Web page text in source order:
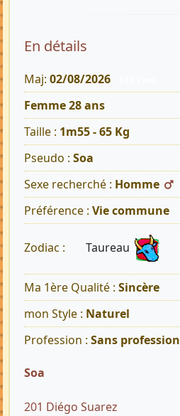
En détails
Maj: 02/08/2026
Femme 28 ans
Taille : 1m55 - 65 Kg
Pseudo : Soa
Sexe recherché : Homme
Préférence : Vie commune
Zodiac : Taureau
Ma 1ère Qualité : Sincère
mon Style : Naturel
Profession : Sans profession
Soa
201 Diégo Suarez